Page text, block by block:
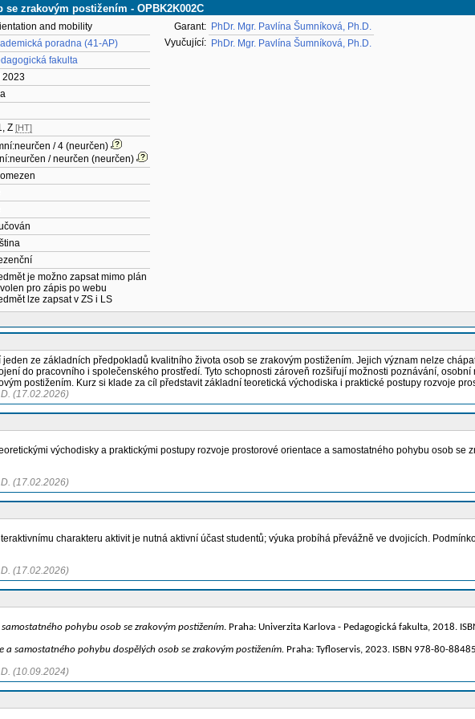
zrakovým postižením - OPBK2K002C
and mobility
poradna (41-AP)
fakulta
2023
Z [HT]
/ 4 (neurčen)
/ neurčen (neurčen)
je možno zapsat mimo plán
pro zápis po webu
lze zapsat v ZS i LS
Garant: PhDr. Mgr. Pavlína Šumníková, Ph.D.
Vyučující: PhDr. Mgr. Pavlína Šumníková, Ph.D.
ze základních předpokladů kvalitního života osob se zrakovým postižením. Jejich význam nelze
do pracovního i společenského prostředí. Tyto schopnosti zároveň rozšiřují možnosti poznávání,
postižením. Kurz si klade za cíl představit základní teoretická východiska i praktické postupy rozvoje
(17.02.2026)
východisky a praktickými postupy rozvoje prostorové orientace a samostatného pohybu osob
(17.02.2026)
charakteru aktivit je nutná aktivní účast studentů; výuka probíhá převážně ve dvojicích.
(17.02.2026)
pohybu osob se zrakovým postižením. Praha: Univerzita Karlova - Pedagogická fakulta, 2018.
a samostatného pohybu dospělých osob se zrakovým postižením. Praha: Tyfloservis, 2023. ISBN 978-80-
(10.09.2024)